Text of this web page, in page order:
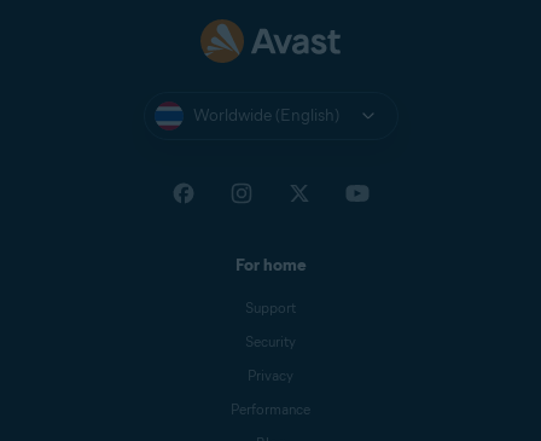
Worldwide (English)
For home
Support
Security
Privacy
Performance